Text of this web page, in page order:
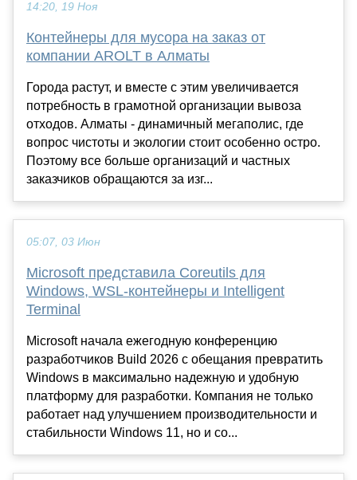
14:20, 19 Ноя
Контейнеры для мусора на заказ от
компании AROLT в Алматы
Города растут, и вместе с этим увеличивается
потребность в грамотной организации вывоза
отходов. Алматы - динамичный мегаполис, где
вопрос чистоты и экологии стоит особенно остро.
Поэтому все больше организаций и частных
заказчиков обращаются за изг...
05:07, 03 Июн
Microsoft представила Coreutils для
Windows, WSL-контейнеры и Intelligent
Terminal
Microsoft начала ежегодную конференцию
разработчиков Build 2026 с обещания превратить
Windows в максимально надежную и удобную
платформу для разработки. Компания не только
работает над улучшением производительности и
стабильности Windows 11, но и со...